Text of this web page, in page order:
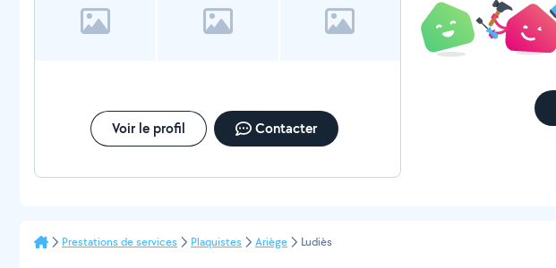
Voir le profil Contacter
Prestations de services Plaquistes Ariège Ludiès